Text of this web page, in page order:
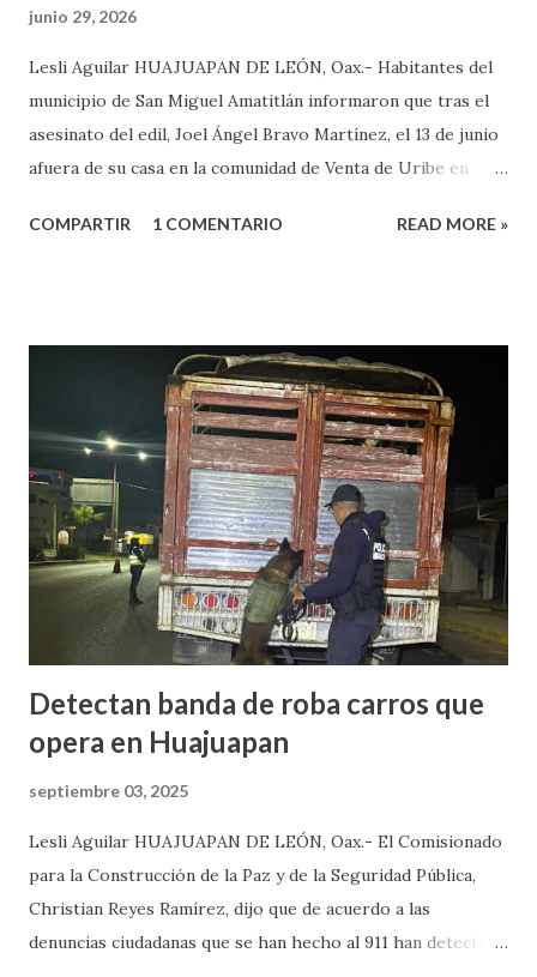
junio 29, 2026
Lesli Aguilar HUAJUAPAN DE LEÓN, Oax.- Habitantes del
municipio de San Miguel Amatitlán informaron que tras el
asesinato del edil, Joel Ángel Bravo Martínez, el 13 de junio
afuera de su casa en la comunidad de Venta de Uribe en
el que tome protesta para poder concluir el gobierno
día, quien sacó un arma de fuego y disparo contra él, por lo
que las lesiones provocadas por este ataque armado
originaron que el edil perdiera la vida en el lugar. Además,
el presidente municipal el 6 de mayo venía viajando sobre la
carretera Huajuapan-Puebla a la altura del municipio de
Petlalcingo , Puebla, cuando sujetos fuertemente armados
lo bajaron de sus camioneta y los secuestraron con fines de
extorsión, donde le pedían una can...
COMPARTIR 1 COMENTARIO READ MORE »
Detectan banda de roba carros que
opera en Huajuapan
septiembre 03, 2025
Lesli Aguilar HUAJUAPAN DE LEÓN, Oax.- El Comisionado
para la Construcción de la Paz y de la Seguridad Pública,
Christian Reyes Ramírez, dijo que de acuerdo a las
denuncias ciudadanas que se han hecho al 911 han detectado